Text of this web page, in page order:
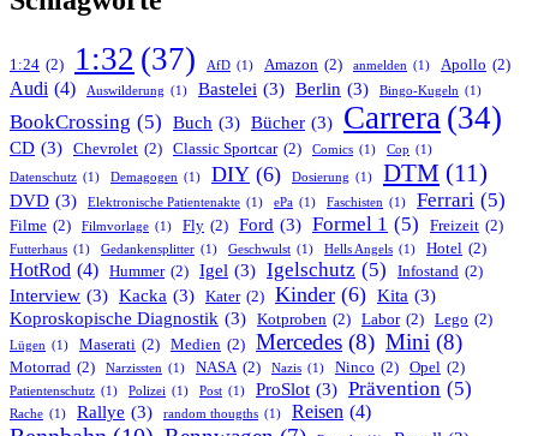
1:24 (2) 1:32 (37) AfD (1) Amazon (2) anmelden (1) Apollo (2)
Audi (4) Auswilderung (1) Bastelei (3) Berlin (3) Bingo-Kugeln (1)
BookCrossing (5) Buch (3) Bücher (3) Carrera (34)
CD (3) Chevrolet (2) Classic Sportcar (2) Comics (1) Cop (1)
Datenschutz (1) Demagogen (1) DIY (6) Dosierung (1) DTM (11)
DVD (3) Elektronische Patientenakte (1) ePa (1) Faschisten (1) Ferrari (5)
Filme (2) Filmvorlage (1) Fly (2) Ford (3) Formel 1 (5) Freizeit (2)
Futterhaus (1) Gedankensplitter (1) Geschwulst (1) Hells Angels (1) Hotel (2)
HotRod (4) Hummer (2) Igel (3) Igelschutz (5) Infostand (2)
Interview (3) Kacka (3) Kater (2) Kinder (6) Kita (3)
Koproskopische Diagnostik (3) Kotproben (2) Labor (2) Lego (2)
Lügen (1) Maserati (2) Medien (2) Mercedes (8) Mini (8)
Motorrad (2) Narzissten (1) NASA (2) Nazis (1) Ninco (2) Opel (2)
Patientenschutz (1) Polizei (1) Post (1) ProSlot (3) Prävention (5)
Rache (1) Rallye (3) random thougths (1) Reisen (4)